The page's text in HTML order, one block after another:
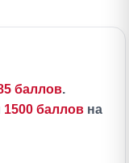
баллов.
1500 баллов на